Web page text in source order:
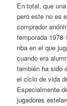
En total, que
pero este no es
comprador
temporada
nba en el que
cuando era
también ha sido
el ciclo de vida
Especialmente
jugadores